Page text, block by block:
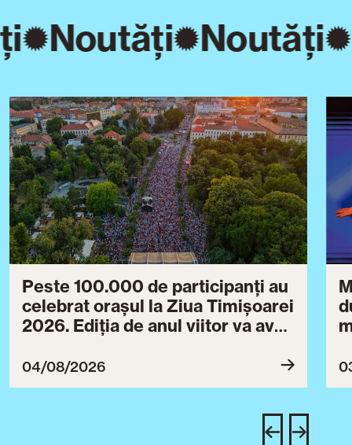
Noutăți Noutăți
Peste 100.000 de participanți au
celebrat orașul la Ziua Timișoarei
2026. Ediția de anul viitor va avea
04/08/2026